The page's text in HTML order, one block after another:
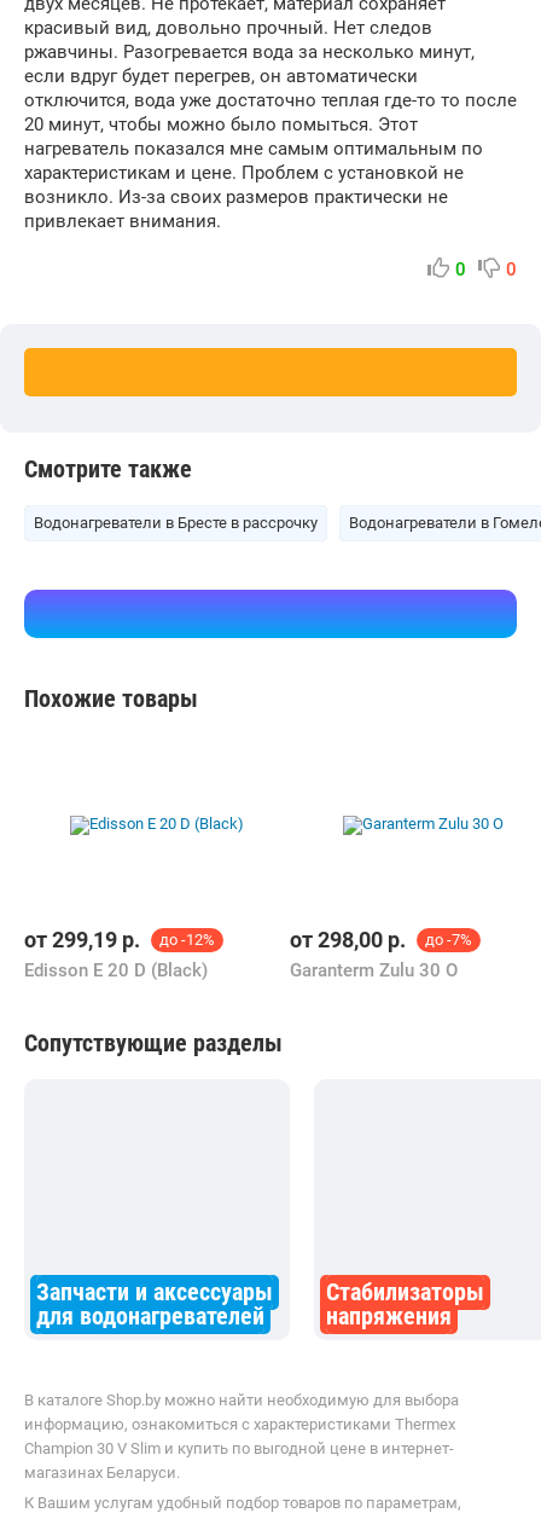
красивый вид, довольно прочный. Нет следов
ржавчины. Разогревается вода за несколько минут,
если вдруг будет перегрев, он автоматически
отключится, вода уже достаточно теплая где-то то после
20 минут, чтобы можно было помыться. Этот
нагреватель показался мне самым оптимальным по
характеристикам и цене. Проблем с установкой не
возникло. Из-за своих размеров практически не
привлекает внимания.
0 0
Смотрите также
Водонагреватели в Бресте в рассрочку Водонагреватели в
Похожие товары
от299,19 р. до -12%
Edisson E 20 D (Black)
от298,00 р. до -7%
Garanterm Zulu 30 O
Сопутствующие разделы
Запчасти и аксессуары
для водонагревателей
Стабилизаторы
напряжения
В каталоге Shop.by можно найти необходимую для выбора
информацию, ознакомиться с характеристиками Thermex
Champion 30 V Slim и купить по выгодной цене в интернет-
магазинах Беларуси.
К Вашим услугам удобный подбор товаров по параметрам,